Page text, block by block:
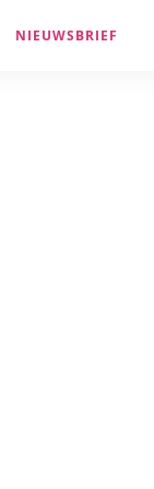
NIEUWSBRIEF